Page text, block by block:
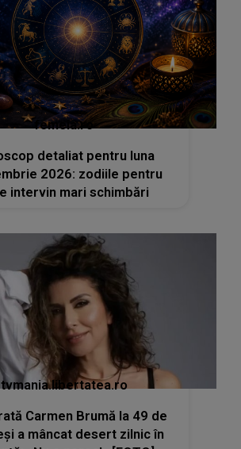
femeia.ro
detaliat pentru luna
2026: zodiile pentru
intervin mari schimbări
tvmania.libertatea.ro
Carmen Brumă la 49 de
a mâncat desert zilnic în